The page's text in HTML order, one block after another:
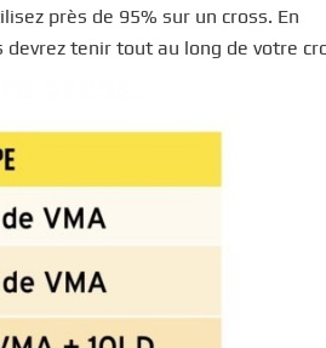
près de 95% sur un cross. En
tenir tout au long de votre